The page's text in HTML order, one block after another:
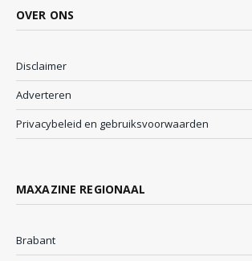
OVER ONS
Disclaimer
Adverteren
Privacybeleid en gebruiksvoorwaarden
MAXAZINE REGIONAAL
Brabant